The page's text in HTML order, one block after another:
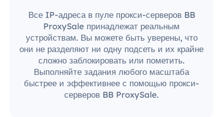
Все IP-адреса в пуле прокси-серверов BB
ProxySale принадлежат реальным
устройствам. Вы можете быть уверены, что
они не разделяют ни одну подсеть и их крайне
сложно заблокировать или пометить.
Выполняйте задания любого масштаба
быстрее и эффективнее с помощью прокси-
серверов BB ProxySale.